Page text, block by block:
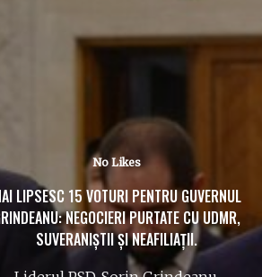
No Likes
FLORIAN COLDEA RISCĂ ANI GREI DE
ÎNCHISOARE. DECIZIE DEFINITIVĂ: PROCESUL
FOSTULUI ȘEF SRI POATE ÎNCEPE.